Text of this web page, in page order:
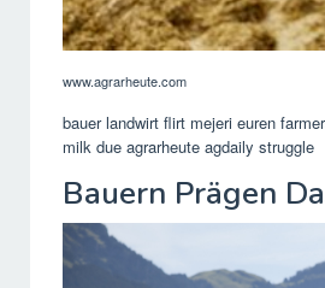
www.agrarheute.com
bauer landwirt flirt mejeri euren
milk due agrarheute agdaily struggle
Bauern Prägen